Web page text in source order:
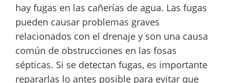
hay fugas en las cañerías de agua. Las fugas
pueden causar problemas graves
relacionados con el drenaje y son una causa
común de obstrucciones en las fosas
sépticas. Si se detectan fugas, es importante
repararlas lo antes posible para evitar que